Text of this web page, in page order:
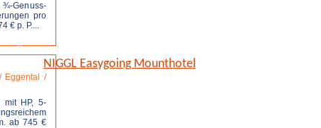
¾-Genuss-
pro
€ p. P....
NIGGL Easygoing Mounthotel
Eggental /
mit HP, 5-
ab 745 €